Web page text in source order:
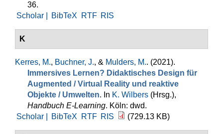
36.
Scholar |
BibTeX RTF RIS
K
Kerres, M., Buchner, J., & Mulders, M.. (2021).
Immersives Lernen? Didaktisches Design für
Augmented / Virtual Reality und reaktive
Objekte / Umwelten. In K. Wilbers (Hrsg.),
Handbuch E-Learning. Köln: dwd.
Scholar |
BibTeX RTF RIS (729.13 KB)